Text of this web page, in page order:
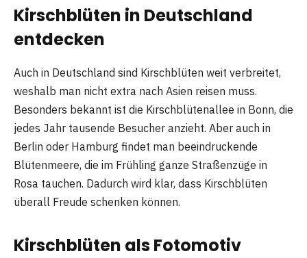
Kirschblüten in Deutschland
entdecken
Auch in Deutschland sind Kirschblüten weit verbreitet,
weshalb man nicht extra nach Asien reisen muss.
Besonders bekannt ist die Kirschblütenallee in Bonn, die
jedes Jahr tausende Besucher anzieht. Aber auch in
Berlin oder Hamburg findet man beeindruckende
Blütenmeere, die im Frühling ganze Straßenzüge in
Rosa tauchen. Dadurch wird klar, dass Kirschblüten
überall Freude schenken können.
Kirschblüten als Fotomotiv